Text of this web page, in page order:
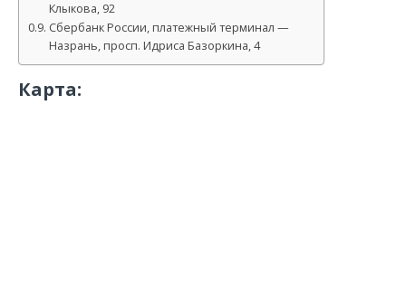
Клыкова, 92
Сбербанк России, платежный терминал —
Назрань, просп. Идриса Базоркина, 4
Карта: